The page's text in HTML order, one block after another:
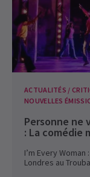
ACTUALITÉS /
NOUVELLES
Personne ne
: La comédie
I’m Every
Londres au